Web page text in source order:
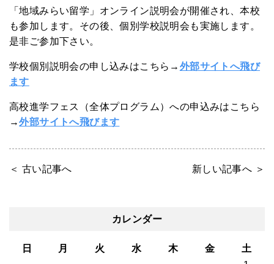
カレンダー
日 月 火 水 木 金
土
「地域みらい留学」オンライン説明会が開催され、本校
も参加します。その後、個別学校説明会も実施します。
是非ご参加下さい。
学校個別説明会の申し込みはこちら→ 外部サイトへ飛び
ます
高校進学フェス（全体プログラム）への申込みはこちら
→外部サイトへ飛びます
＜ 古い記事へ 新しい記事へ ＞